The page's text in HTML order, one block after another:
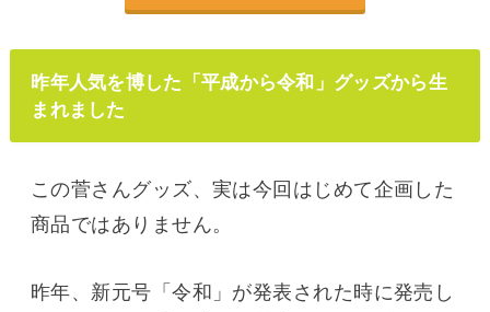
昨年人気を博した「平成から令和」グッズから生
まれました
この菅さんグッズ、実は今回はじめて企画した
商品ではありません。
昨年、新元号「令和」が発表された時に発売し